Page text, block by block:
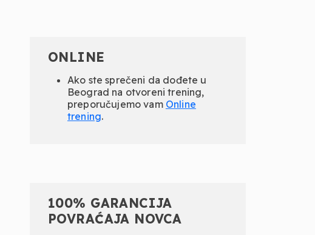
ONLINE
Ako ste sprečeni da dođete u
Beograd na otvoreni trening,
preporučujemo vam Online
trening.
100% GARANCIJA
POVRAĆAJA NOVCA